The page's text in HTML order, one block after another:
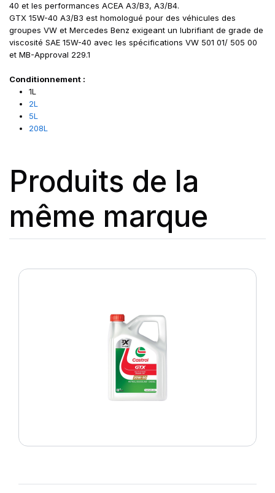
40 et les performances ACEA A3/B3, A3/B4.
GTX 15W-40 A3/B3 est homologué pour des véhicules des
groupes VW et Mercedes Benz exigeant un lubrifiant de grade de
viscosité SAE 15W-40 avec les spécifications VW 501 01/ 505 00
et MB-Approval 229.1
Conditionnement :
1L
2L
5L
208L
Produits de la
même marque